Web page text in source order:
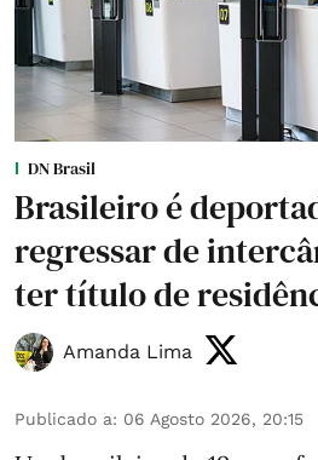
DN Brasil
Brasileiro é
regressar de
ter título de
Amanda Lima
Publicado a: 06 Agosto 2026, 20:15